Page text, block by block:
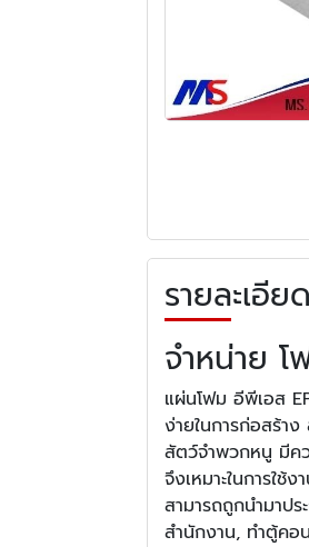
รายละเอีย
จำหน่าย โ
แผ่นโฟม อีพีเอส
ง่ายในการก่อสร้า
สัตว์จําพวกหนู มีค
จึงเหมาะในการใ
สามารถถูกนำมาป
สำนักงาน, ทําตู้คอ